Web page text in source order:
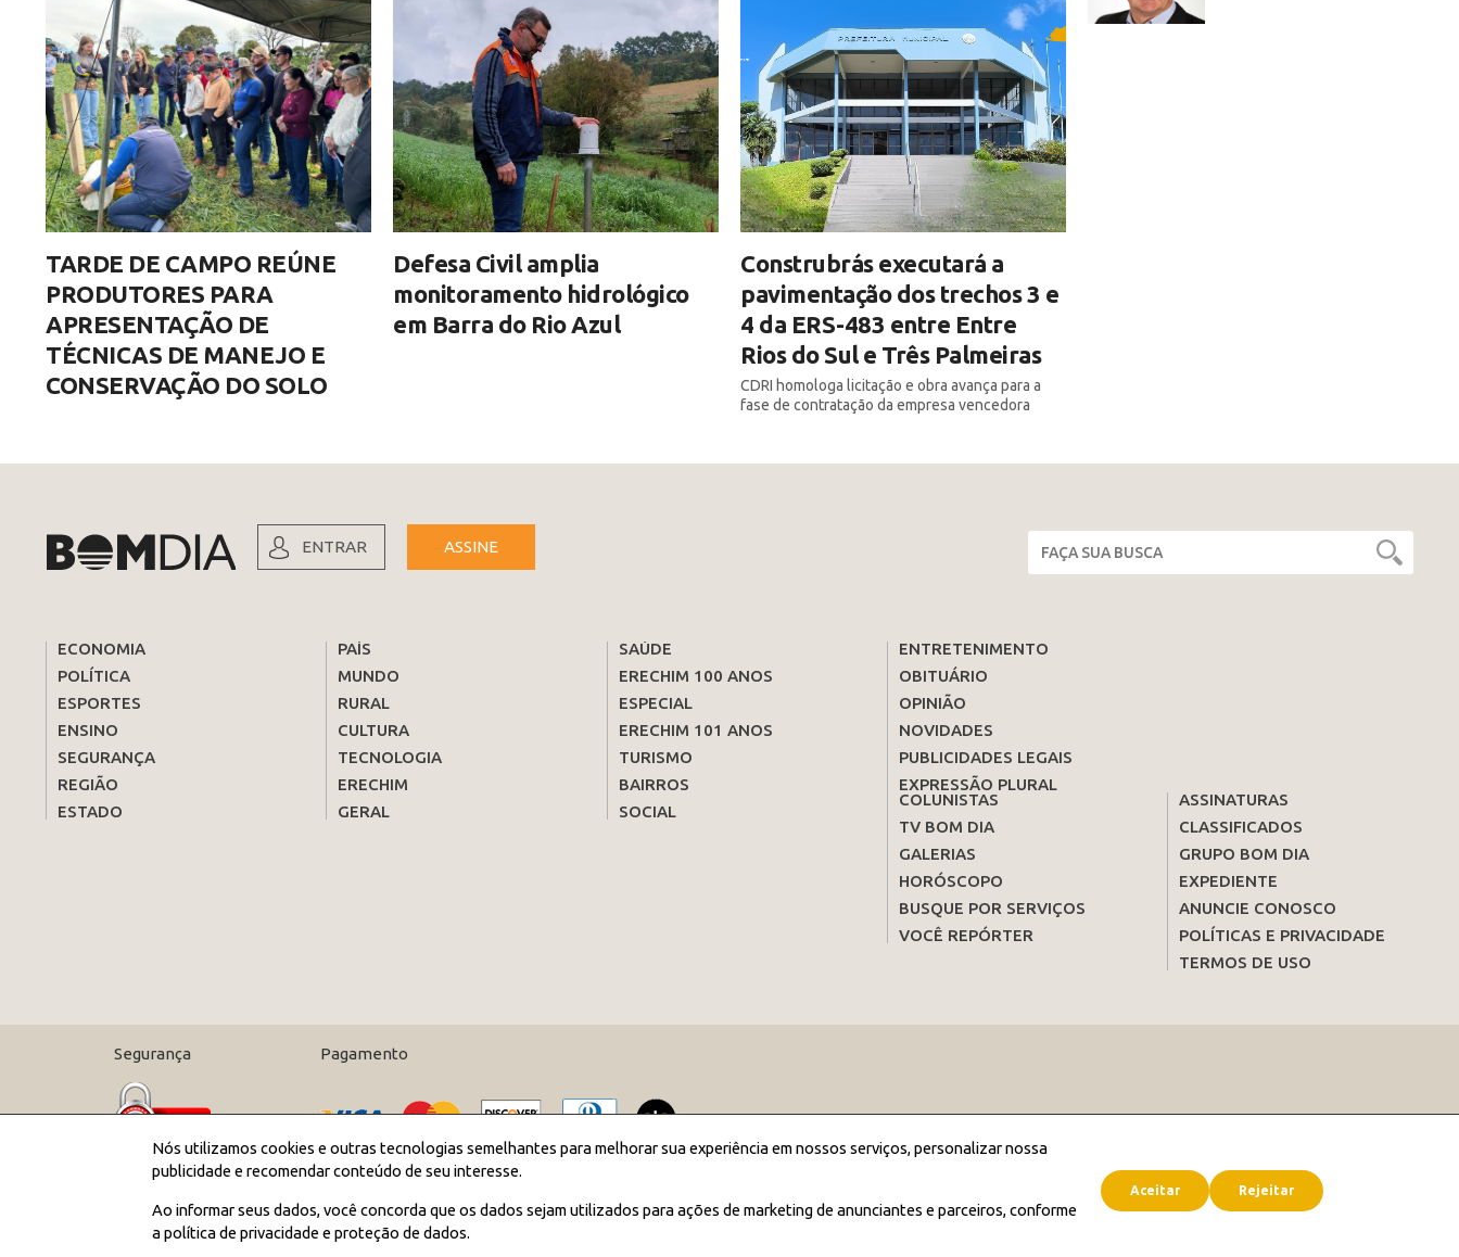
TARDE DE CAMPO REÚNE
PRODUTORES PARA
APRESENTAÇÃO DE
TÉCNICAS DE MANEJO E
CONSERVAÇÃO DO SOLO
Defesa Civil amplia
monitoramento hidrológico
em Barra do Rio Azul
Construbrás executará a
pavimentação dos trechos 3 e
4 da ERS-483 entre Entre
Rios do Sul e Três Palmeiras
CDRI homologa licitação e obra avança para a
fase de contratação da empresa vencedora
ENTRAR ASSINE
ECONOMIA
POLÍTICA
ESPORTES
ENSINO
SEGURANÇA
REGIÃO
ESTADO
PAÍS
MUNDO
RURAL
CULTURA
TECNOLOGIA
ERECHIM
GERAL
SAÚDE
ERECHIM 100 ANOS
ESPECIAL
ERECHIM 101 ANOS
TURISMO
BAIRROS
SOCIAL
ENTRETENIMENTO
OBITUÁRIO
OPINIÃO
NOVIDADES
PUBLICIDADES LEGAIS
EXPRESSÃO PLURAL
COLUNISTAS
TV BOM DIA
GALERIAS
HORÓSCOPO
BUSQUE POR SERVIÇOS
VOCÊ REPÓRTER
ASSINATURAS
CLASSIFICADOS
GRUPO BOM DIA
EXPEDIENTE
ANUNCIE CONOSCO
POLÍTICAS E PRIVACIDADE
TERMOS DE USO
Segurança Pagamento
2026 JORNAL BOM DIA - Todos os direitos reservados
Nós utilizamos cookies e outras tecnologias semelhantes para melhorar sua experiência em nossos serviços, personalizar nossa
publicidade e recomendar conteúdo de seu interesse.
Ao informar seus dados, você concorda que os dados sejam utilizados para ações de marketing de anunciantes e parceiros, conforme
a política de privacidade e proteção de dados.
Aceitar Rejeitar